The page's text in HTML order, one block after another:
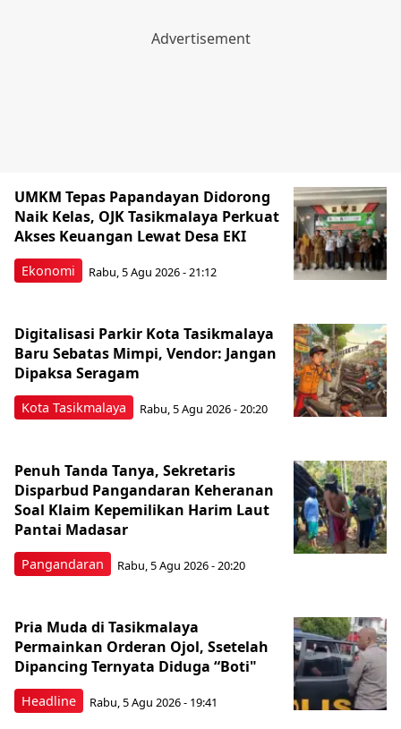
Ekonomi
UMKM Tepas Papandayan Didorong
Naik Kelas, OJK Tasikmalaya Perkuat
Akses Keuangan Lewat Desa EKI
Rabu, 5 Agu 2026 - 21:12
Kota Tasikmalaya
Digitalisasi Parkir Kota Tasikmalaya
Baru Sebatas Mimpi, Vendor: Jangan
Dipaksa Seragam
Rabu, 5 Agu 2026 - 20:20
Pangandaran
Penuh Tanda Tanya, Sekretaris
Disparbud Pangandaran Keheranan
Soal Klaim Kepemilikan Harim Laut
Pantai Madasar
Rabu, 5 Agu 2026 - 20:20
Headline
Pria Muda di Tasikmalaya
Permainkan Orderan Ojol, Ssetelah
Dipancing Ternyata Diduga “Boti"
Rabu, 5 Agu 2026 - 19:41